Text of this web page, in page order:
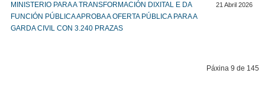
MINISTERIO PARA A TRANSFORMACIÓN DIXITAL E DA
FUNCIÓN PÚBLICA APROBA A OFERTA PÚBLICA PARA A
GARDA CIVIL CON 3.240 PRAZAS
21 Abril 2026
Páxina 9 de 145